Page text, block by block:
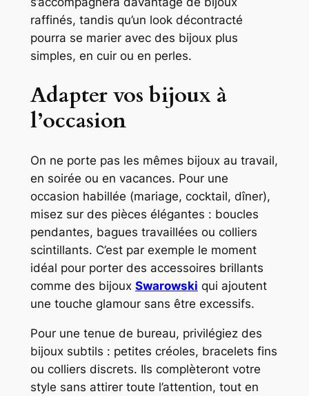
raffinés, tandis qu’un look décontracté
pourra se marier avec des bijoux plus
simples, en cuir ou en perles.
Adapter vos bijoux à
l’occasion
On ne porte pas les mêmes bijoux au travail,
en soirée ou en vacances. Pour une
occasion habillée (mariage, cocktail, dîner),
misez sur des pièces élégantes : boucles
pendantes, bagues travaillées ou colliers
scintillants. C’est par exemple le moment
idéal pour porter des accessoires brillants
comme des bijoux Swarowski qui ajoutent
une touche glamour sans être excessifs.
Pour une tenue de bureau, privilégiez des
bijoux subtils : petites créoles, bracelets fins
ou colliers discrets. Ils complèteront votre
style sans attirer toute l’attention, tout en